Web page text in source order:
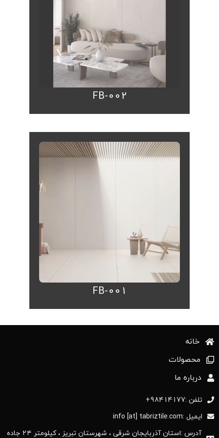
FB-002
FB-001
خانه
محصولات
درباره ما
تلفن :98414177+
ایمیل :info [at] tabriztile.com
آدرس :استان آذربایجان ‌شرقی ، شهرستان تبریز ، کیلومتر ۲۴ جاده